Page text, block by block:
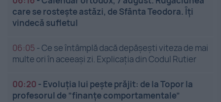
care se rostește astăzi, de Sfânta Teodora. Îți
vindecă sufletul
06:05 -Ce se întâmplă dacă depășești viteza de mai
multe ori în aceeași zi. Explicația din Codul Rutier
00:20 - Evoluția lui pește prăjit: de la Topor la
profesorul de ”finanțe comportamentale”